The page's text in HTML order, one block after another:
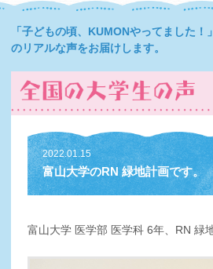
「子どもの頃、KUMONやってました！
のリアルな声をお届けします。
2022.01.15
富山大学のRN 緑地計画です。
富山大学 医学部 医学科 6年、RN 緑